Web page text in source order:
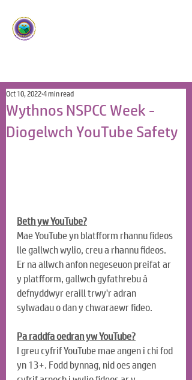
Wythnos NSPCC Week -
Diogelwch YouTube Safety
Oct 10, 20224 min read
Beth yw YouTube?
Mae YouTube yn blatfform rhannu fideos
lle gallwch wylio, creu a rhannu fideos.
Er na allwch anfon negeseuon preifat ar
y platfform, gallwch gyfathrebu â
defnyddwyr eraill trwy'r adran
sylwadau o dan y chwaraewr fideo.
Pa raddfa oedran yw YouTube?
I greu cyfrif YouTube mae angen i chi fod
yn 13+. Fodd bynnag, nid oes angen